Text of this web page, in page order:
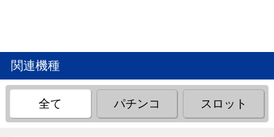
関連機種
全て パチンコ スロット